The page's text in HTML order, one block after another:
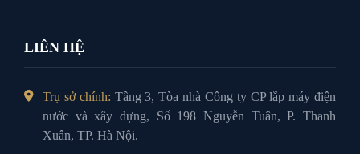
LIÊN HỆ
Trụ sở chính: Tầng 3, Tòa nhà Công ty CP lắp máy điện
nước và xây dựng, Số 198 Nguyễn Tuân, P. Thanh
Xuân, TP. Hà Nội.